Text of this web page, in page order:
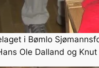
i Bømlo
Ole Dalland og